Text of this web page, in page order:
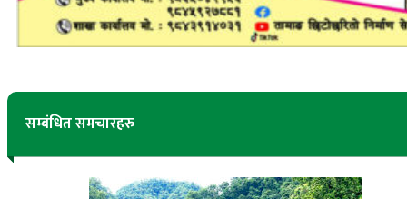
सम्बंधित समचारहरु